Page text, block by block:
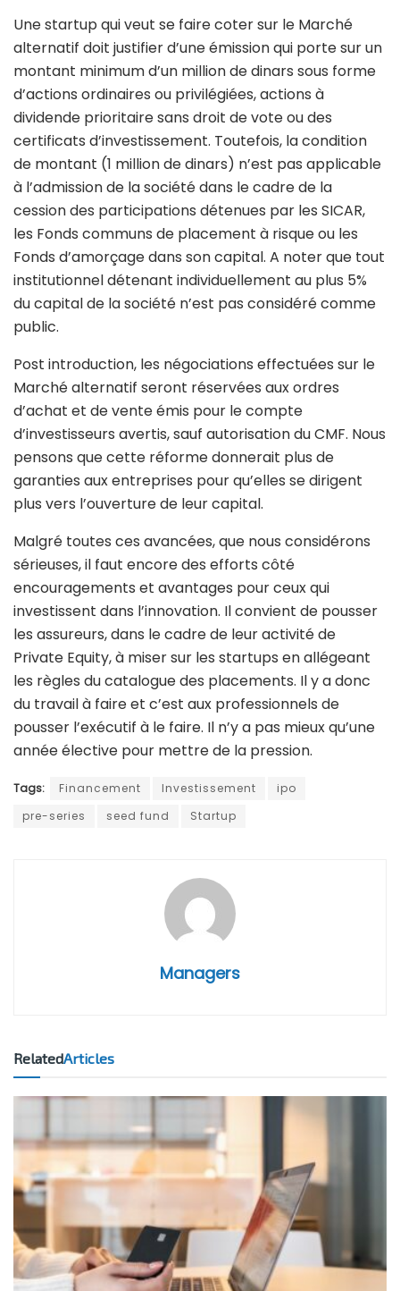
Une startup qui veut se faire coter sur le Marché
alternatif doit justifier d’une émission qui porte sur un
montant minimum d’un million de dinars sous forme
d’actions ordinaires ou privilégiées, actions à
dividende prioritaire sans droit de vote ou des
certificats d’investissement. Toutefois, la condition
de montant (1 million de dinars) n’est pas applicable
à l’admission de la société dans le cadre de la
cession des participations détenues par les SICAR,
les Fonds communs de placement à risque ou les
Fonds d’amorçage dans son capital. A noter que tout
institutionnel détenant individuellement au plus 5%
du capital de la société n’est pas considéré comme
public.
Post introduction, les négociations effectuées sur le
Marché alternatif seront réservées aux ordres
d’achat et de vente émis pour le compte
d’investisseurs avertis, sauf autorisation du CMF. Nous
pensons que cette réforme donnerait plus de
garanties aux entreprises pour qu’elles se dirigent
plus vers l’ouverture de leur capital.
Malgré toutes ces avancées, que nous considérons
sérieuses, il faut encore des efforts côté
encouragements et avantages pour ceux qui
investissent dans l’innovation. Il convient de pousser
les assureurs, dans le cadre de leur activité de
Private Equity, à miser sur les startups en allégeant
les règles du catalogue des placements. Il y a donc
du travail à faire et c’est aux professionnels de
pousser l’exécutif à le faire. Il n’y a pas mieux qu’une
année élective pour mettre de la pression.
Tags: Financement Investissement
ipo
pre-series
seed fund Startup
Managers
RelatedArticles